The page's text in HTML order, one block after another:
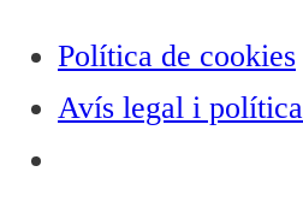
Política de cookies
Avís legal i